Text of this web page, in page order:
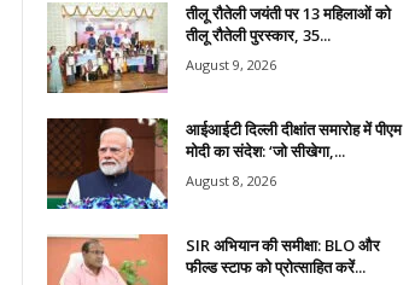
तीलू रौतेली जयंती पर 13 महिलाओं को
तीलू रौतेली पुरस्कार, 35...
August 9, 2026
आईआईटी दिल्ली दीक्षांत समारोह में पीएम
मोदी का संदेश: ‘जो सीखेगा,...
August 8, 2026
SIR अभियान की समीक्षा: BLO और
फील्ड स्टाफ को प्रोत्साहित करें...